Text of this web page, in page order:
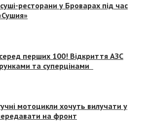
ресторани у Броварах під час
перших 100! Відкриття АЗС
та суперцінами
мотоцикли хочуть вилучати у
на фронт